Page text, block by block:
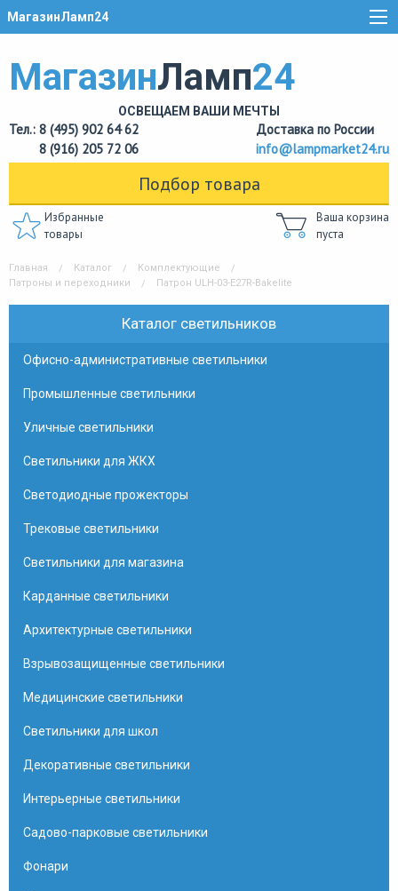
МагазинЛамп24
МагазинЛамп24
ОСВЕЩАЕМ ВАШИ МЕЧТЫ
Тел.: 8 (495) 902 64 62
8 (916) 205 72 06
Доставка по России
info@lampmarket24.ru
Подбор товара
Избранные
товары
Ваша корзина
пуста
Главная Каталог
Комплектующие
Патроны и переходники
Патрон ULH-03-E27R-Bakelite
Каталог светильников
Офисно-административные светильники
Промышленные светильники
Уличные светильники
Светильники для ЖКХ
Светодиодные прожекторы
Трековые светильники
Светильники для магазина
Карданные светильники
Архитектурные светильники
Взрывозащищенные светильники
Медицинские светильники
Светильники для школ
Декоративные светильники
Интерьерные светильники
Садово-парковые светильники
Фонари